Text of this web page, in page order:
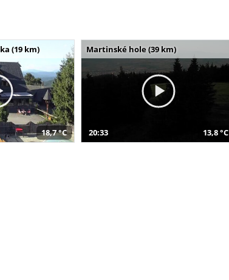
(19 km)
18,7 °C
Martinské hole (39 km)
20:33 13,8 °C